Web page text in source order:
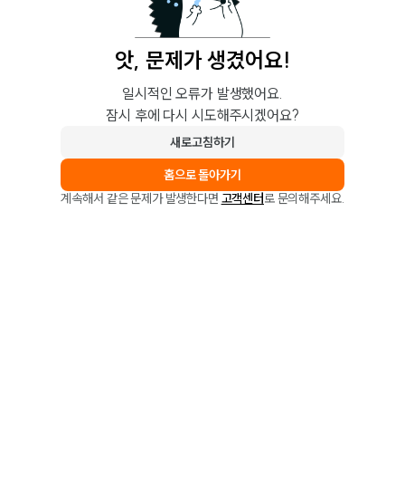
앗, 문제가 생겼어요!
일시적인 오류가 발생했어요.
잠시 후에 다시 시도해주시겠어요?
새로고침하기
홈으로 돌아가기
계속해서 같은 문제가 발생한다면 고객센터로 문의해주세요.